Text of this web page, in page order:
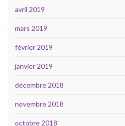
avril 2019
mars 2019
février 2019
janvier 2019
décembre 2018
novembre 2018
octobre 2018